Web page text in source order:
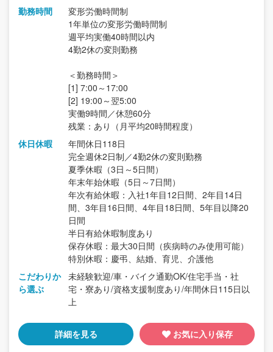
勤務時間
変形労働時間制
1年単位の変形労働時間制
週平均実働40時間以内
4勤2休の変則勤務
＜勤務時間＞
[1] 7:00～17:00
[2] 19:00～翌5:00
実働9時間／休憩60分
残業：あり（月平均20時間程度）
休日休暇
年間休日118日
完全週休2日制／4勤2休の変則勤務
夏季休暇（3日～5日間）
年末年始休暇（5日～7日間）
年次有給休暇：入社1年目12日間、2年目14日
間、3年目16日間、4年目18日間、5年目以降20
日間
半日有給休暇制度あり
保存休暇：最大30日間（疾病時のみ使用可能）
特別休暇：慶弔、結婚、育児、介護他
こだわりか
ら選ぶ
未経験歓迎/車・バイク通勤OK/住宅手当・社
宅・寮あり/資格支援制度あり/年間休日115日以
上
詳細を見る お気に入り保存